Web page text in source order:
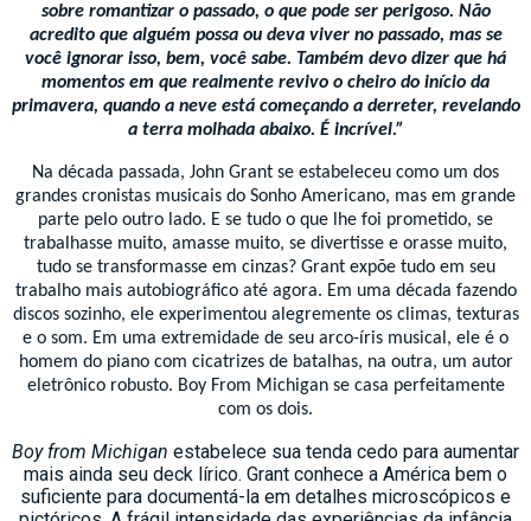
sobre romantizar o passado, o que pode ser perigoso. Não
acredito que alguém possa ou deva viver no passado, mas se
você ignorar isso, bem, você sabe. Também devo dizer que há
momentos em que realmente revivo o cheiro do início da
primavera, quando a neve está começando a derreter, revelando
a terra molhada abaixo. É incrível.”
Na década passada, John Grant se estabeleceu como um dos
grandes cronistas musicais do Sonho Americano, mas em grande
parte pelo outro lado. E se tudo o que lhe foi prometido, se
trabalhasse muito, amasse muito, se divertisse e orasse muito,
tudo se transformasse em cinzas? Grant expõe tudo em seu
trabalho mais autobiográfico até agora. Em uma década fazendo
discos sozinho, ele experimentou alegremente os climas, texturas
e o som. Em uma extremidade de seu arco-íris musical, ele é o
homem do piano com cicatrizes de batalhas, na outra, um autor
eletrônico robusto. Boy From Michigan se casa perfeitamente
com os dois.
Boy from Michigan estabelece sua tenda cedo para aumentar
mais ainda seu deck lírico. Grant conhece a América bem o
suficiente para documentá-la em detalhes microscópicos e